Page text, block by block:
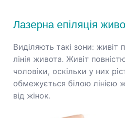
Лазерна епіляція
Виділяють такі зони: живіт
лінія живота. Живіт
чоловіки, оскільки у них
обмежується білою лінією
від жінок.